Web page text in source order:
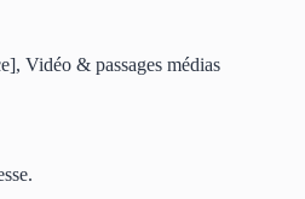
, Vidéo & passages médias